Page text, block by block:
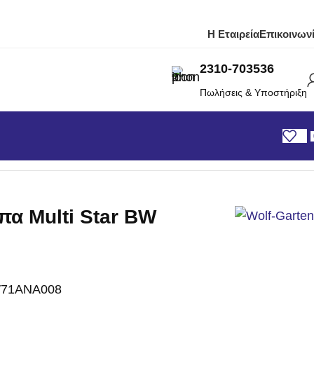
Η Εταιρεία
2310-703536
Πωλήσεις & Υποστήριξη
Multi Star BW